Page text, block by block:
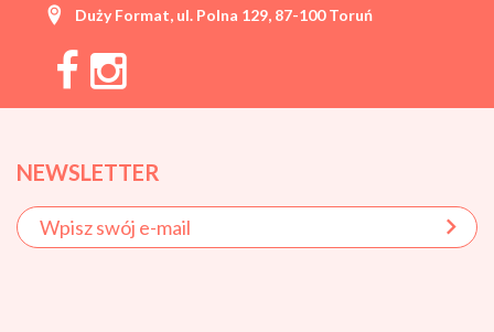
Duży Format, ul. Polna 129, 87-100 Toruń
NEWSLETTER